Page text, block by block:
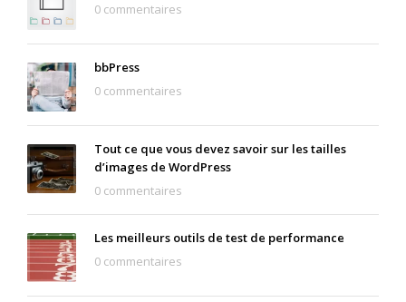
0 commentaires
bbPress
0 commentaires
Tout ce que vous devez savoir sur les tailles
d’images de WordPress
0 commentaires
Les meilleurs outils de test de performance
0 commentaires